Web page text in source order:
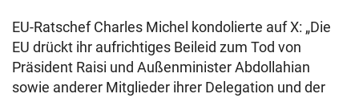
EU-Ratschef Charles Michel kondolierte auf X: „Die
EU drückt ihr aufrichtiges Beileid zum Tod von
Präsident Raisi und Außenminister Abdollahian
sowie anderer Mitglieder ihrer Delegation und der